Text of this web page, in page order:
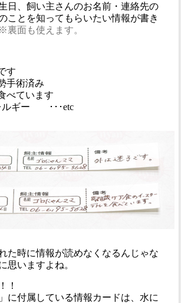
日、飼い主さんのお名前・連絡先の
ことを知ってもらいたい情報が書き
※裏面も使えます。
す
手術済み
べています
ルギー ･･･etc
た時に情報が読めなくなるんじゃな
思いますよね。
！
に付属している情報カードは、水に